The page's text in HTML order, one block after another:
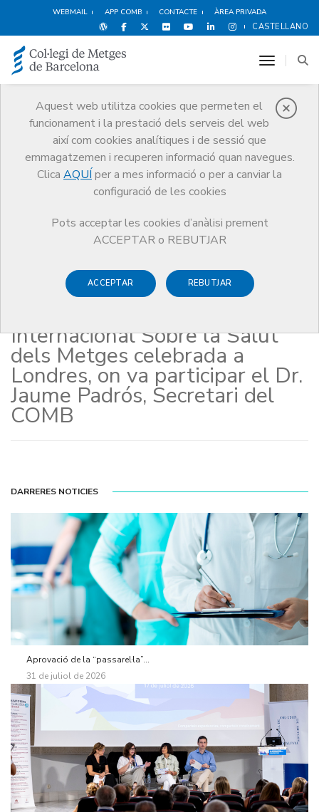
WEBMAIL APP COMB CONTACTE ÀREA PRIVADA
CASTELLANO
Aquest web utilitza cookies que permeten el
funcionament i la prestació dels serveis del web
així com cookies analítiques i de sessió que
emmagatzemen i recuperen informació quan navegues.
Clica AQUÍ per a mes informació o per a canviar la
configuració de les cookies
Pots acceptar les cookies d’anàlisi prement
ACCEPTAR o REBUTJAR
ACCEPTAR REBUTJAR
toggle
Notícies
Comunicació
Notícies
Vídeo de la Conferència Internacional Sobre la Salut dels Metges
celebrada a Londres, on va participar el Dr. Jaume Padrós, Secretari del
26 DE NOVEMBRE DE 2008
Internacional Sobre la Salut
dels Metges celebrada a
Londres, on va participar el Dr.
Jaume Padrós, Secretari del
COMB
DARRERES NOTICIES
Aprovació de la “passarel·la”...
31 de juliol de 2026